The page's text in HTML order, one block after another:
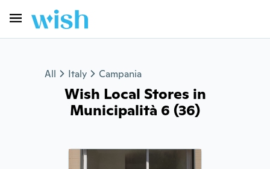
All Italy Campania
Wish Local Stores in
Municipalità 6 (36)